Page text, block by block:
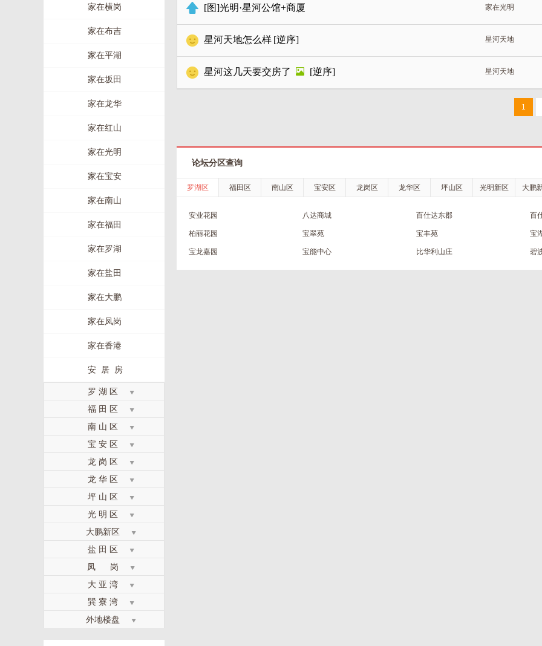
[图]光明·星河公馆+商厦 家在光明
星河天地怎么样 [逆序] 星河天地
星河这几天要交房了 [逆序] 星河天地
1
论坛分区查询
罗湖区 福田区 南山区 宝安区 龙岗区 龙华区 坪山区 光明新区 大鹏
安业花园 八达商城 百仕达东郡 百
柏丽花园 宝翠苑 宝丰苑 宝
宝龙嘉园 宝能中心 比华利山庄 碧
家在横岗
家在布吉
家在平湖
家在坂田
家在龙华
家在红山
家在光明
家在宝安
家在南山
家在福田
家在罗湖
家在盐田
家在大鹏
家在凤岗
家在香港
安 居 房
罗 湖 区
福 田 区
南 山 区
宝 安 区
龙 岗 区
龙 华 区
坪 山 区
光 明 区
大鹏新区
盐 田 区
凤 岗
大 亚 湾
巽 寮 湾
外地楼盘